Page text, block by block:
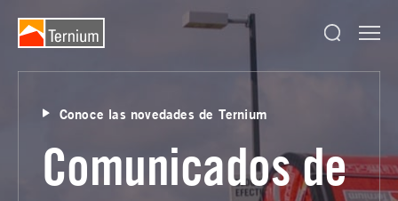
Conoce las novedades de Ternium
Comunicados de